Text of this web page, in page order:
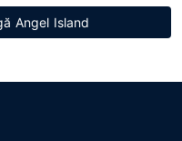
Angel Island